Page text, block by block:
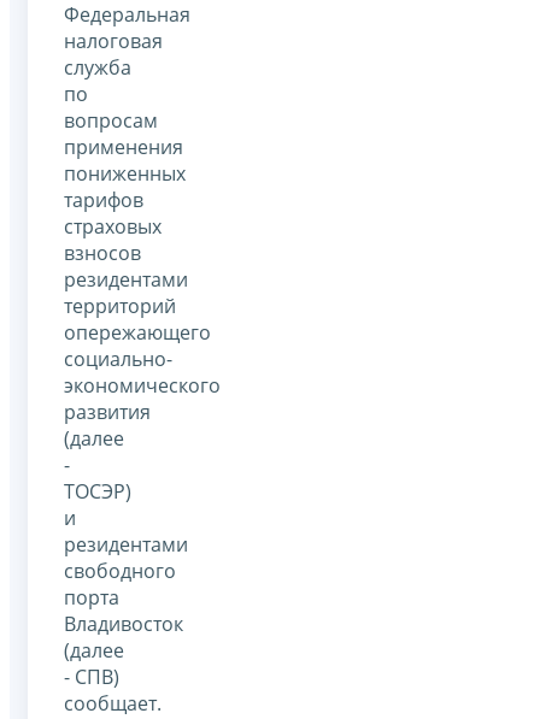
Федеральная
налоговая
служба
по
вопросам
применения
пониженных
тарифов
страховых
взносов
резидентами
территорий
опережающего
социально-
экономического
развития
(далее
-
ТОСЭР)
и
резидентами
свободного
порта
Владивосток
(далее
- СПВ)
сообщает.